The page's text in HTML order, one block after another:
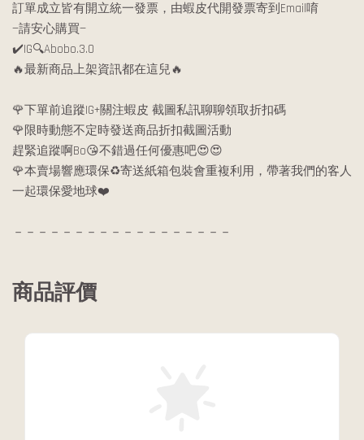
訂單成立皆有開立統一發票，由蝦皮代開發票寄到Email唷
—請安心購買—
✔️IG🔍Abobo.3.0
🔥最新商品上架資訊都在這兒🔥
🌹下單前追蹤IG+關注蝦皮 截圖私訊聊聊領取折扣碼
🌹限時動態不定時發送商品折扣截圖活動
趕緊追蹤啊Bo😘不錯過任何優惠吧😍😍
🌹本賣場響應環保♻️寄送紙箱包裝會重複利用，帶著我們的客人
一起環保愛地球❤️
－－－－－－－－－－－－－－－－－－
商品評價